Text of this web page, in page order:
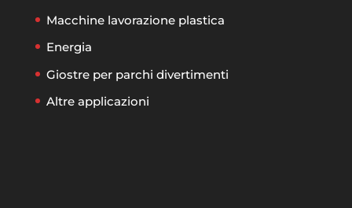
Macchine lavorazione plastica
Energia
Giostre per parchi divertimenti
Altre applicazioni